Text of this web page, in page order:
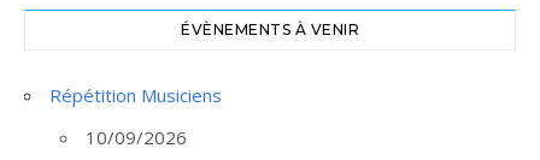
ÉVÈNEMENTS À VENIR
Répétition Musiciens
10/09/2026